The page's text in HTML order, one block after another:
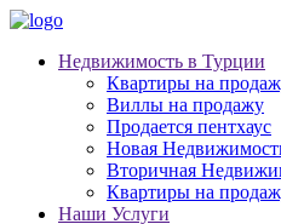
Недвижимость в Турции
Квартиры на
Виллы на продажу
Продается пентхаус
Новая
Вторичная
Квартиры на
Наши Услуги